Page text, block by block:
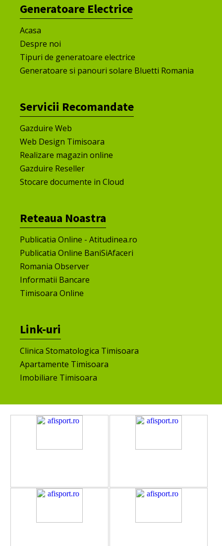
Generatoare Electrice
Acasa
Despre noi
Tipuri de generatoare electrice
Generatoare si panouri solare Bluetti Romania
Servicii Recomandate
Gazduire Web
Web Design Timisoara
Realizare magazin online
Gazduire Reseller
Stocare documente in Cloud
Reteaua Noastra
Publicatia Online - Atitudinea.ro
Publicatia Online BaniSiAfaceri
Romania Observer
Informatii Bancare
Timisoara Online
Link-uri
Clinica Stomatologica Timisoara
Apartamente Timisoara
Imobiliare Timisoara